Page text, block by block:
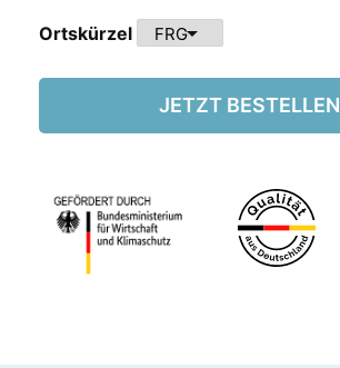
Ortskürzel arrow_drop_down
JETZT BESTELLEN